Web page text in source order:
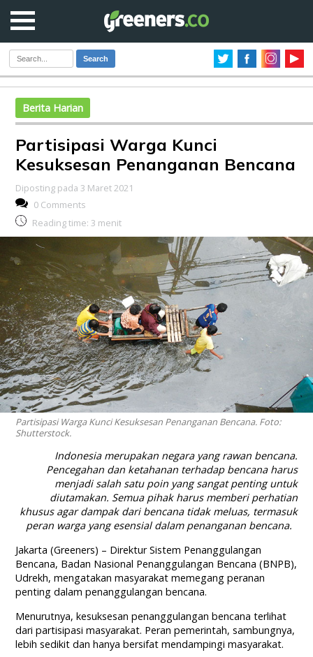
Search
Berita Harian
Partisipasi Warga Kunci
Kesuksesan Penanganan Bencana
Diposting pada 3 Maret 2021
0 Comments
Reading time: 3 menit
Partisipasi Warga Kunci Kesuksesan Penanganan Bencana. Foto:
Shutterstock.
Indonesia merupakan negara yang rawan bencana.
Pencegahan dan ketahanan terhadap bencana harus
menjadi salah satu poin yang sangat penting untuk
diutamakan. Semua pihak harus memberi perhatian
khusus agar dampak dari bencana tidak meluas, termasuk
peran warga yang esensial dalam penanganan bencana.
Jakarta (Greeners) – Direktur Sistem Penanggulangan
Bencana, Badan Nasional Penanggulangan Bencana (BNPB),
Udrekh, mengatakan masyarakat memegang peranan
penting dalam penanggulangan bencana.
Menurutnya, kesuksesan penanggulangan bencana terlihat
dari partisipasi masyarakat. Peran pemerintah, sambungnya,
lebih sedikit dan hanya bersifat mendampingi masyarakat.